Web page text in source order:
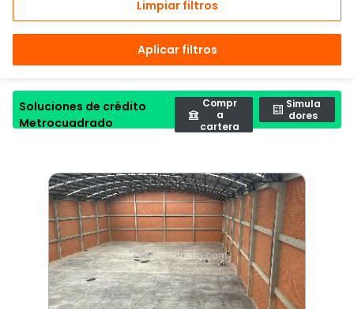
Limpiar filtros
Aplicar filtros
Soluciones de crédito
Metrocuadrado
Compr
a
cartera
Simula
dores